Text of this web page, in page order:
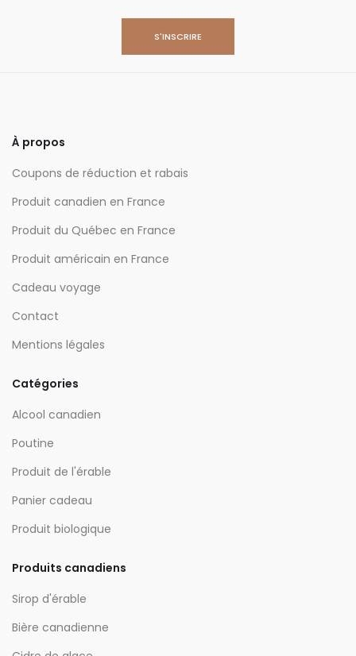
À propos
Coupons de réduction et rabais
Produit canadien en France
Produit du Québec en France
Produit américain en France
Cadeau voyage
Contact
Mentions légales
Catégories
Alcool canadien
Poutine
Produit de l'érable
Panier cadeau
Produit biologique
Produits canadiens
Sirop d'érable
Bière canadienne